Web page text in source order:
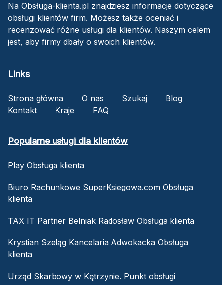
Na Obsługa-klienta.pl znajdziesz informacje dotyczące
obsługi klientów firm. Możesz także oceniać i
recenzować różne usługi dla klientów. Naszym celem
jest, aby firmy dbały o swoich klientów.
Links
Strona główna O nas Szukaj
Blog
Kontakt
Kraje FAQ
Popularne usługi dla klientów
Play Obsługa klienta
Biuro Rachunkowe SuperKsiegowa.com Obsługa
klienta
TAX IT Partner Belniak Radosław Obsługa klienta
Krystian Szeląg Kancelaria Adwokacka Obsługa
klienta
Urząd Skarbowy w Kętrzynie. Punkt obsługi